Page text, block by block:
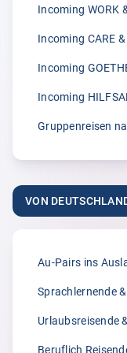
„Wir sind von der
International
A.
der Klemmer
Grund dafür liegt
sowie dem sehr
31.03.2026
Incoming WORK
Incoming CARE
Incoming
Incoming
Gruppenreisen
VON
Au-Pairs ins
Sprachlernende
Urlaubsreisende
Beruflich